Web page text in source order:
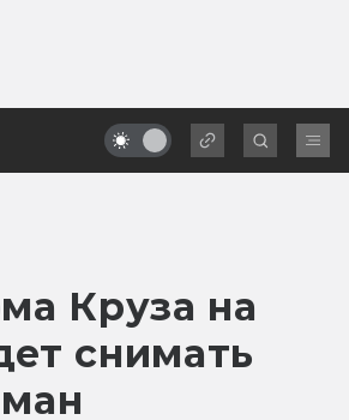
Круза на
снимать